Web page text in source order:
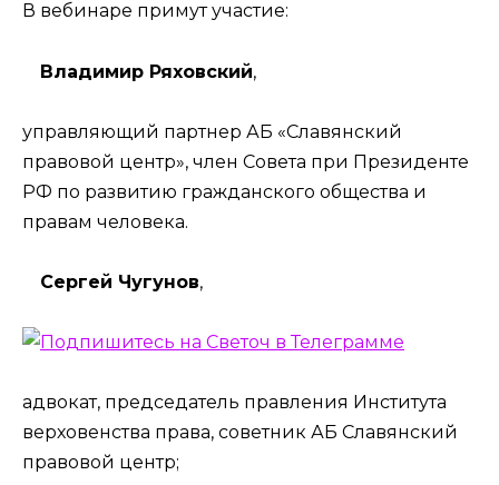
В вебинаре примут участие:
Владимир Ряховский,
управляющий партнер АБ «Славянский
правовой центр», член Совета при Президенте
РФ по развитию гражданского общества и
правам человека.
Сергей Чугунов,
адвокат, председатель правления Института
верховенства права, советник АБ Славянский
правовой центр;